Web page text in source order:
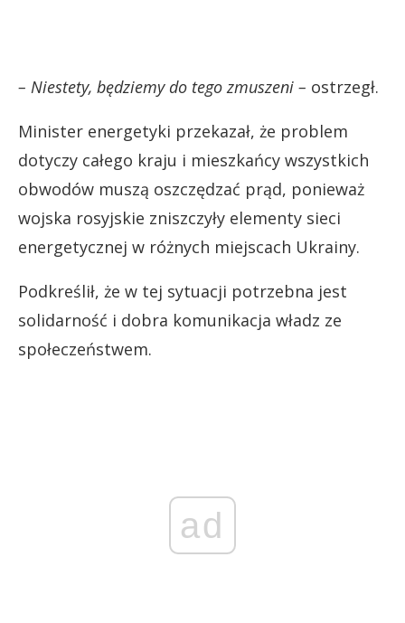
– Niestety, będziemy do tego zmuszeni – ostrzegł.
Minister energetyki przekazał, że problem
dotyczy całego kraju i mieszkańcy wszystkich
obwodów muszą oszczędzać prąd, ponieważ
wojska rosyjskie zniszczyły elementy sieci
energetycznej w różnych miejscach Ukrainy.
Podkreślił, że w tej sytuacji potrzebna jest
solidarność i dobra komunikacja władz ze
społeczeństwem.
ad